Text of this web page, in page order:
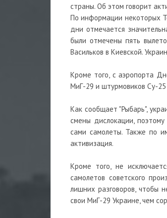
страны. Об этом говорит
По информации некоторых
дни отмечается
были отмечены пять
Васильков в Киевской.
Кроме того, с аэропорта
МиГ-29 и штурмовиков Су-25
Как сообщает "Рыбарь",
смены дислокации,
сами самолеты. Также по
активизация.
Кроме того, не
самолетов советского
лишних разговоров, чтобы
свои МиГ-29 Украине, чем